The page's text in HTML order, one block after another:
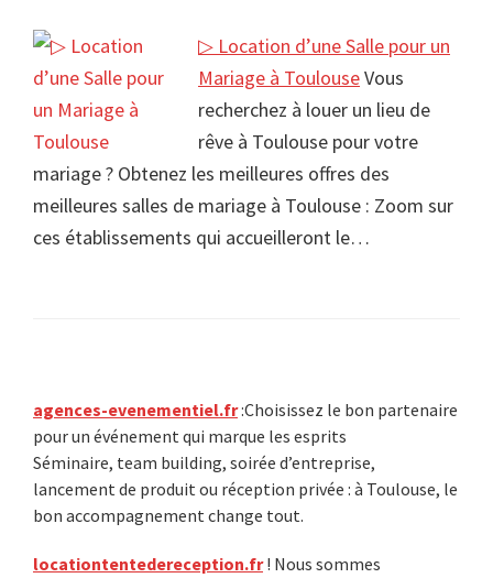
▷ Location d’une Salle pour un
Mariage à ToulouseVous
recherchez à louer un lieu de
rêve à Toulouse pour votre
mariage ? Obtenez les meilleures offres des
meilleures salles de mariage à Toulouse : Zoom sur
ces établissements qui accueilleront le…
Primary
Sidebar
agences-evenementiel.fr:Choisissez le bon partenaire
pour un événement qui marque les esprits
Séminaire, team building, soirée d’entreprise,
lancement de produit ou réception privée : à Toulouse, le
bon accompagnement change tout.
locationtentedereception.fr! Nous sommes